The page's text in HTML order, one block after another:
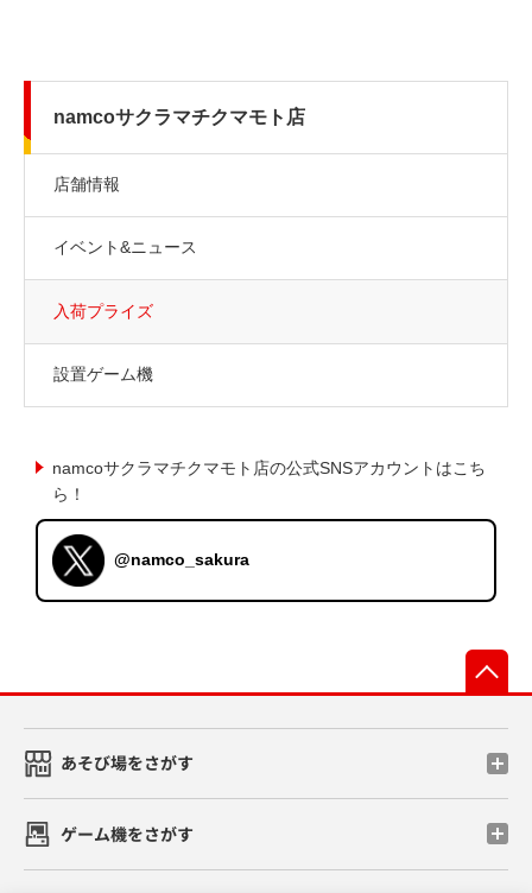
namcoサクラマチクマモト店
店舗情報
イベント&ニュース
入荷プライズ
設置ゲーム機
namcoサクラマチクマモト店の公式SNSアカウントはこち
ら！
@namco_sakura
あそび場をさがす
ゲーム機をさがす